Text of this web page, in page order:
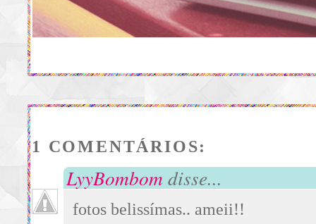
1 COMENTÁRIOS:
LyyBombom disse...
fotos belissímas.. ameii!!